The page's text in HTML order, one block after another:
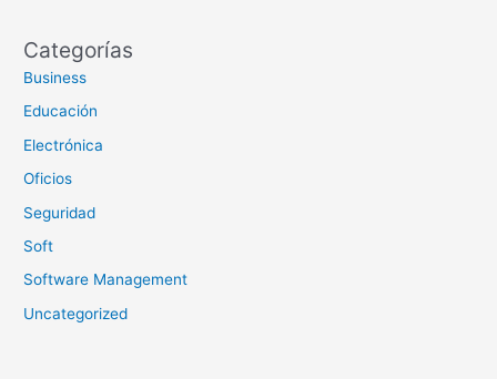
Categorías
Business
Educación
Electrónica
Oficios
Seguridad
Soft
Software Management
Uncategorized